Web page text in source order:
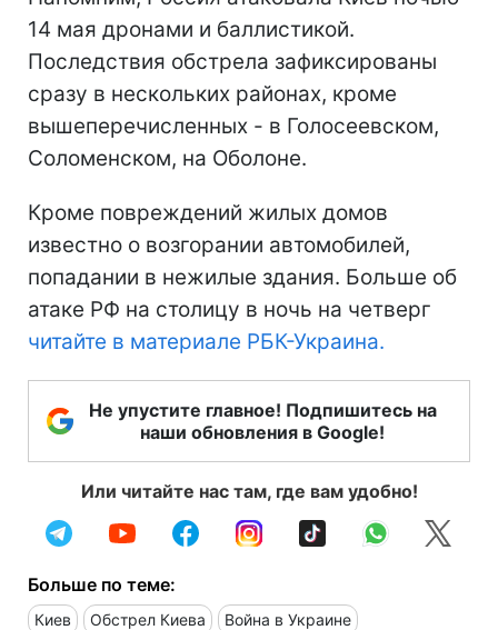
14 мая дронами и баллистикой.
Последствия обстрела зафиксированы
сразу в нескольких районах, кроме
вышеперечисленных - в Голосеевском,
Соломенском, на Оболоне.
Кроме повреждений жилых домов
известно о возгорании автомобилей,
попадании в нежилые здания. Больше об
атаке РФ на столицу в ночь на четверг
читайте в материале РБК-Украина.
Не упустите главное! Подпишитесь на
наши обновления в Google!
Или читайте нас там, где вам удобно!
Больше по теме:
Киев Обстрел Киева Война в Украине